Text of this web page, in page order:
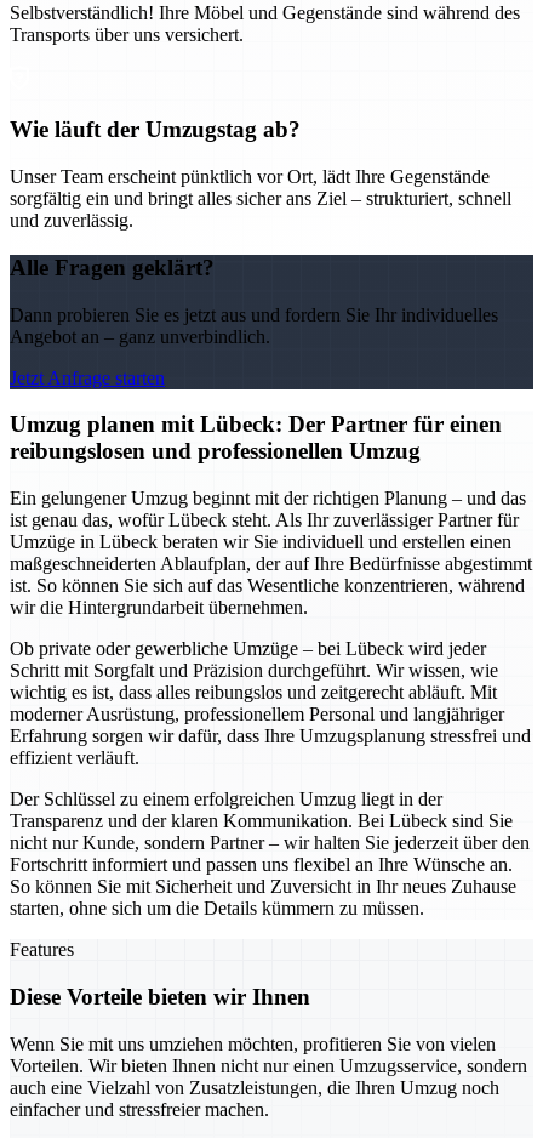
Selbstverständlich! Ihre Möbel und Gegenstände sind während des
Transports über uns versichert.
Wie läuft der Umzugstag ab?
Unser Team erscheint pünktlich vor Ort, lädt Ihre Gegenstände
sorgfältig ein und bringt alles sicher ans Ziel – strukturiert, schnell
und zuverlässig.
Alle Fragen geklärt?
Dann probieren Sie es jetzt aus und fordern Sie Ihr individuelles
Angebot an – ganz unverbindlich.
Jetzt Anfrage starten
Umzug planen mit Lübeck: Der Partner für einen
reibungslosen und professionellen Umzug
Ein gelungener Umzug beginnt mit der richtigen Planung – und das
ist genau das, wofür Lübeck steht. Als Ihr zuverlässiger Partner für
Umzüge in Lübeck beraten wir Sie individuell und erstellen einen
maßgeschneiderten Ablaufplan, der auf Ihre Bedürfnisse abgestimmt
ist. So können Sie sich auf das Wesentliche konzentrieren, während
wir die Hintergrundarbeit übernehmen.
Ob private oder gewerbliche Umzüge – bei Lübeck wird jeder
Schritt mit Sorgfalt und Präzision durchgeführt. Wir wissen, wie
wichtig es ist, dass alles reibungslos und zeitgerecht abläuft. Mit
moderner Ausrüstung, professionellem Personal und langjähriger
Erfahrung sorgen wir dafür, dass Ihre Umzugsplanung stressfrei und
effizient verläuft.
Der Schlüssel zu einem erfolgreichen Umzug liegt in der
Transparenz und der klaren Kommunikation. Bei Lübeck sind Sie
nicht nur Kunde, sondern Partner – wir halten Sie jederzeit über den
Fortschritt informiert und passen uns flexibel an Ihre Wünsche an.
So können Sie mit Sicherheit und Zuversicht in Ihr neues Zuhause
starten, ohne sich um die Details kümmern zu müssen.
Features
Diese Vorteile bieten wir Ihnen
Wenn Sie mit uns umziehen möchten, profitieren Sie von vielen
Vorteilen. Wir bieten Ihnen nicht nur einen Umzugsservice, sondern
auch eine Vielzahl von Zusatzleistungen, die Ihren Umzug noch
einfacher und stressfreier machen.